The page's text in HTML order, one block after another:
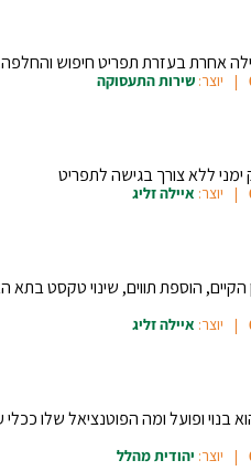
אחרת בעזרת תפריט חיפוש והחלפה.
יוצר: שירות התעסוקה
ללא צורך בגישה לתפריט
יוצר: איילה זליג
הוספת תווים, שינוי טקסט בתא
יוצר: איילה זליג
בנוי ופועל ומה הפוטנציאל שלו ככלי
יוצר: יהודית מהלל